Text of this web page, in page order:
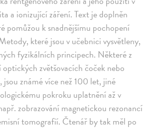
a ionizující záření. Text je doplněn
pomůžou k snadnějšímu pochopení
které jsou v učebnici vysvětleny,
fyzikálních principech. Některé z
zvětšovacích čoček nebo
jsou známé více než 100 let, jiné
pokroku uplatnění až v
zobrazování magnetickou rezonancí
tomografií. Čtenář by tak měl po